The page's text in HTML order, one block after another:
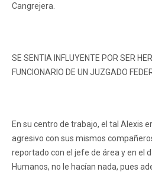
Cangrejera.
SE SENTIA INFLUYENTE POR SER
FUNCIONARIO DE UN JUZGADO
En su centro de trabajo, el tal Alexis
agresivo con sus mismos
reportado con el jefe de área y en el
Humanos, no le hacían nada, pues